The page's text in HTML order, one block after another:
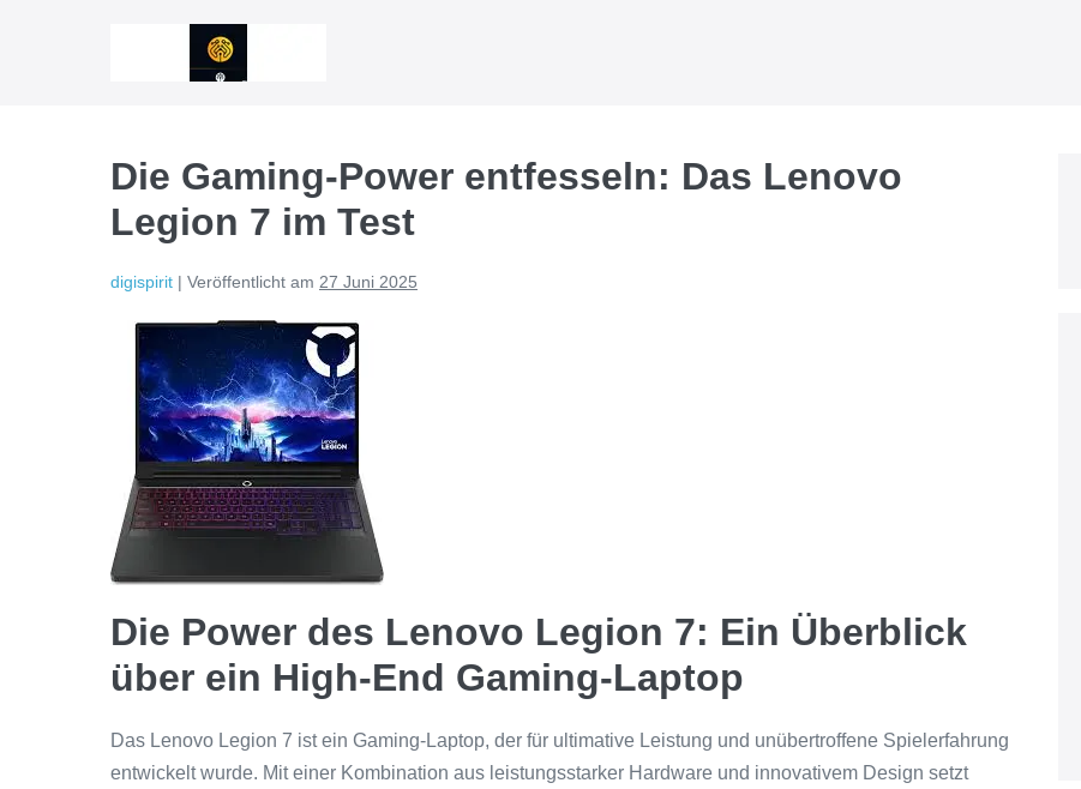
Die Gaming-Power entfesseln: Das Lenovo
Legion 7 im Test
digispirit | Veröffentlicht am 27 Juni 2025
Die Power des Lenovo Legion 7: Ein Überblick
über ein High-End Gaming-Laptop
Das Lenovo Legion 7 ist ein Gaming-Laptop, der für ultimative Leistung und unübertroffene Spielerfahrung
entwickelt wurde. Mit einer Kombination aus leistungsstarker Hardware und innovativem Design setzt